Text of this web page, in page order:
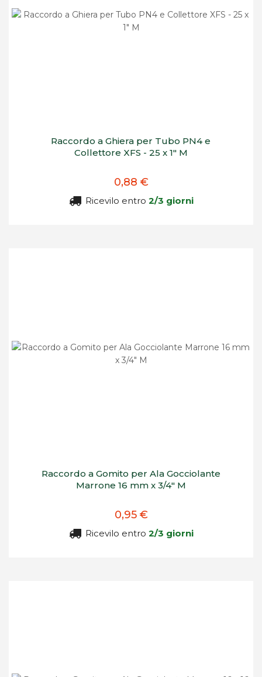
Raccordo a Ghiera per Tubo PN4 e
Collettore XFS - 25 x 1" M
0,88 €
Ricevilo entro 2/3 giorni
Raccordo a Gomito per Ala Gocciolante
Marrone 16 mm x 3/4" M
0,95 €
Ricevilo entro 2/3 giorni